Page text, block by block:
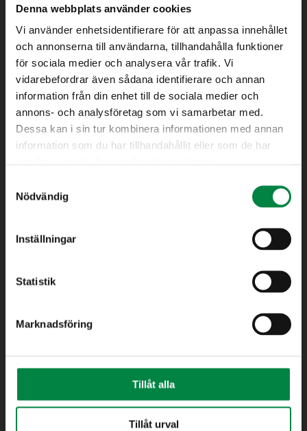
Denna webbplats använder cookies
Vi använder enhetsidentifierare för att anpassa innehållet
och annonserna till användarna, tillhandahålla funktioner
för sociala medier och analysera vår trafik. Vi
vidarebefordrar även sådana identifierare och annan
information från din enhet till de sociala medier och
annons- och analysföretag som vi samarbetar med.
Dessa kan i sin tur kombinera informationen med annan
information som du har tillhandahållit eller som de har
Nödvändig
Inställningar
Statistik
Marknadsföring
Tillåt alla
Tillåt urval
Teknik & Underhåll (Gata, Park samt Mark & Anläggning)
Vatten/Avlopp
Kundtjänst
E-post:
Tel:0381-19 20 20
Måndag – Fredag: 08.00 – 14.00